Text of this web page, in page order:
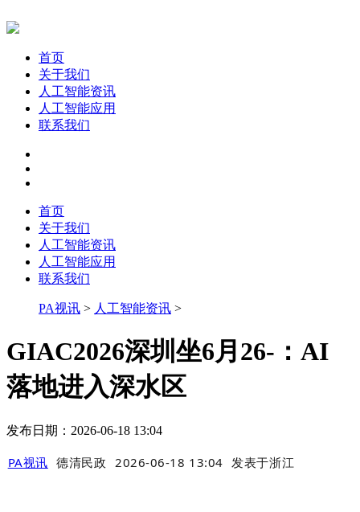
首页
关于我们
人工智能资讯
人工智能应用
联系我们
首页
关于我们
人工智能资讯
人工智能应用
联系我们
PA视讯 > 人工智能资讯 >
GIAC2026深圳坐6月26-：AI
落地进入深水区
发布日期：2026-06-18 13:04
PA视讯 德清民政 2026-06-18 13:04 发表于浙江